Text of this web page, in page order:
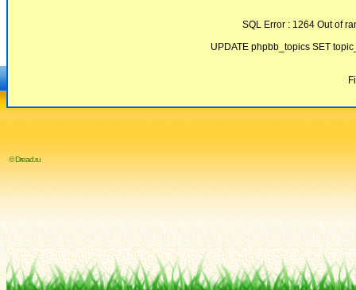
SQL Error : 1264 Out of
UPDATE phpbb_topics SET
© Dread.ru